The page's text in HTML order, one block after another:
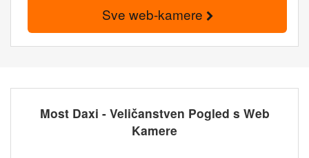
Sve web-kamere
Most Daxi - Veličanstven Pogled s Web
Kamere